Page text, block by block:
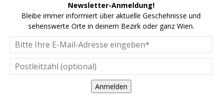
Newsletter-Anmeldung!
Bleibe immer informiert über aktuelle Geschehnisse und
sehenswerte Orte in deinem Bezirk oder ganz Wien.
Anmelden